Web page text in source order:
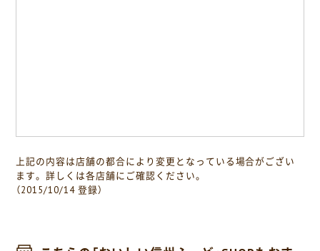
上記の内容は店舗の都合により変更となっている場合がござい
ます。詳しくは各店舗にご確認ください。
（2015/10/14 登録）